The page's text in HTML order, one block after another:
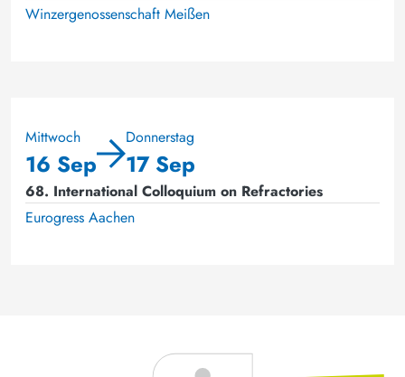
Winzergenossenschaft Meißen
Mittwoch
16 Sep
Donnerstag
17 Sep
68. International Colloquium on Refractories
Eurogress Aachen